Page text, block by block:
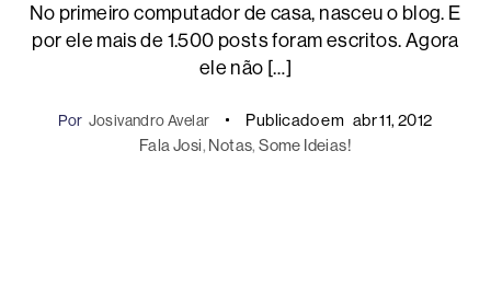
No primeiro computador de casa, nasceu o blog. E
por ele mais de 1.500 posts foram escritos. Agora
ele não […]
Por Josivandro Avelar Publicado em abr 11, 2012
Fala Josi, Notas, Some Ideias!